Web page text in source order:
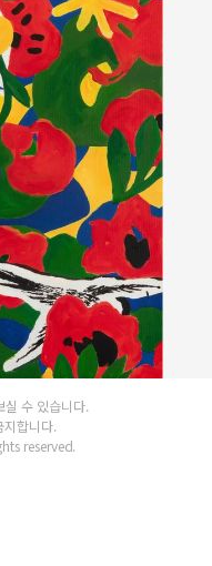
실 수 있습니다.
지합니다.
reserved.